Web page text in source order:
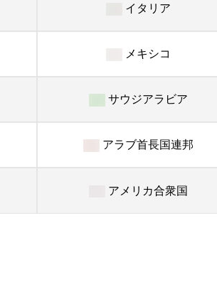
イタリア
メキシコ
サウジアラビア
アラブ首長国連邦
アメリカ合衆国